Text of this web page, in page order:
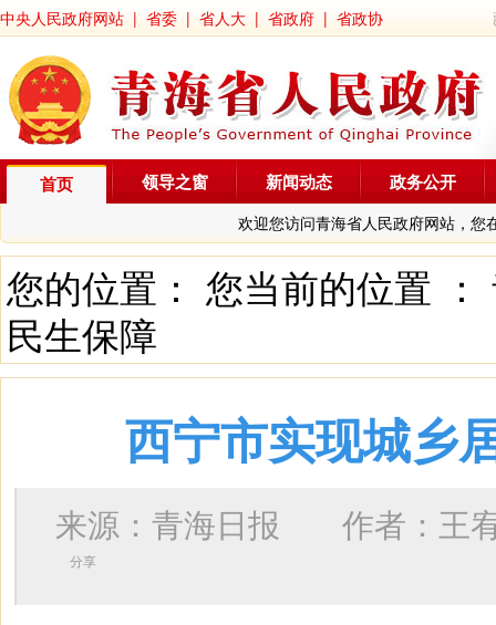
中央人民政府网站 | 省委 | 省人大 | 省政府 | 省政协
首页
欢迎您访问青海省人民政府网站，您
领导之窗 新闻动态 政务公开
您的位置： 您当前的位置 ：
民生保障
西宁市实现城乡
来源：青海日报 作者： 王
分享